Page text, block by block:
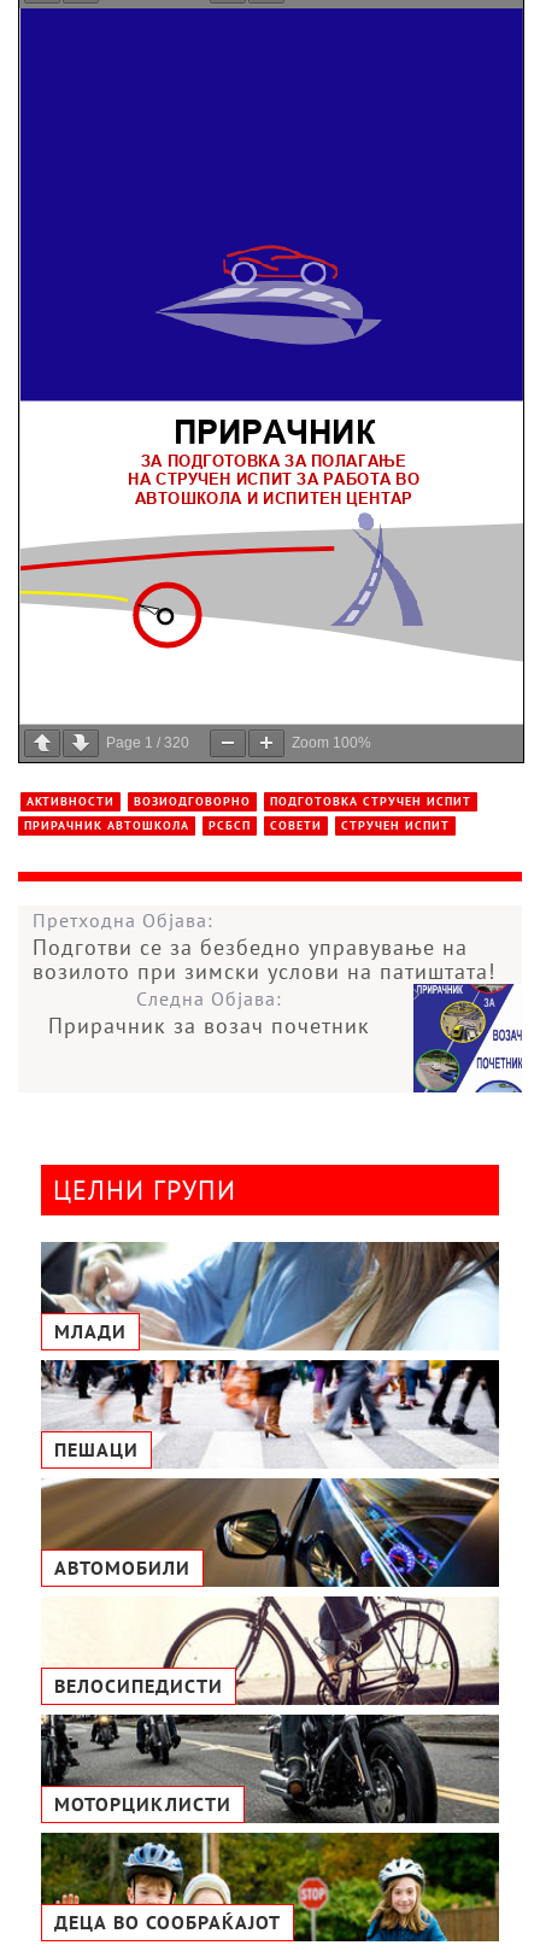
Page 1 / 320 Zoom 100%
АКТИВНОСТИ ВОЗИОДГОВОРНО
ПОДГОТОВКА СТРУЧЕН ИСПИТ
ПРИРАЧНИК АВТОШКОЛА
РСБСП СОВЕТИ СТРУЧЕН ИСПИТ
Претходна Објава:
Подготви се за безбедно управување на
возилото при зимски услови на патиштата!
Следна Објава:
Прирачник за возач почетник
ЦЕЛНИ ГРУПИ
МЛАДИ
ПЕШАЦИ
АВТОМОБИЛИ
ВЕЛОСИПЕДИСТИ
МОТОРЦИКЛИСТИ
ДЕЦА ВО СООБРАЌАЈОТ